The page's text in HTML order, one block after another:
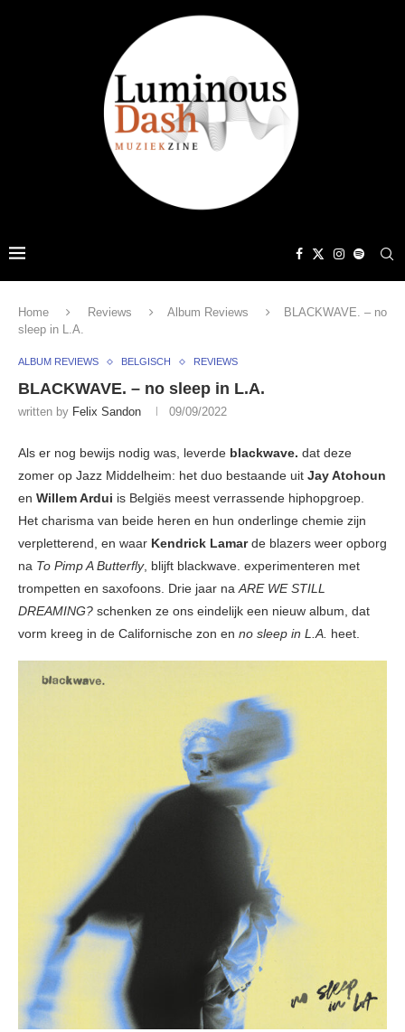
Home Reviews Album Reviews
BLACKWAVE. – no
sleep in L.A.
ALBUM REVIEWS BELGISCH REVIEWS
BLACKWAVE. – no sleep in L.A.
written by Felix Sandon 09/09/2022
Als er nog bewijs nodig was, leverde blackwave. dat deze
zomer op Jazz Middelheim: het duo bestaande uit Jay Atohoun
en Willem Ardui is Belgiës meest verrassende hiphopgroep.
Het charisma van beide heren en hun onderlinge chemie zijn
verpletterend, en waar Kendrick Lamarde blazers weer opborg
na To Pimp A Butterfly, blijft blackwave. experimenteren met
trompetten en saxofoons. Drie jaar naARE WE STILL
DREAMING? schenken ze ons eindelijk een nieuw album, dat
vorm kreeg in de Californische zon en no sleep in L.A. heet.